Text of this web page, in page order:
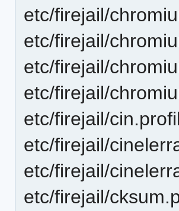
etc/firejail/
etc/firejail/
etc/firejail/
etc/firejail/
etc/firejail/
etc/firejail/
etc/firejail/
etc/firejail/